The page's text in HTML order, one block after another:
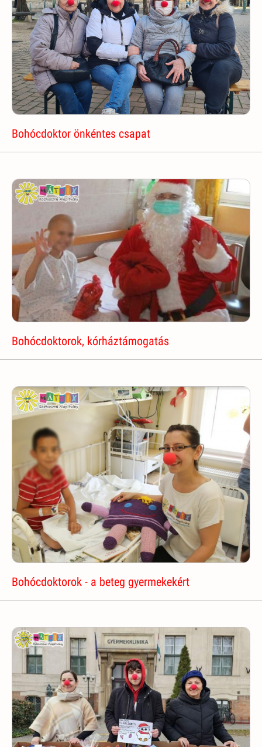
Bohócdoktor önkéntes csapat
Bohócdoktorok, kórháztámogatás
Bohócdoktorok - a beteg gyermekekért